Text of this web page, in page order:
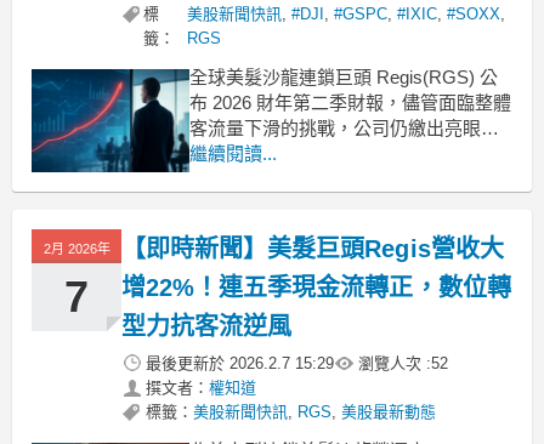
標
籤：
美股新聞快訊, #DJI , #GSPC, #IXIC, #SOXX,
RGS
全球美髮沙龍連鎖巨頭 Regis(RGS) 公
布 2026 財年第二季財報，儘管面臨整體
客流量下滑的挑戰，公司仍繳出亮眼成
績單。受惠於直營店業務增長及嚴格的
現金流。管理層強調，未來將持續聚焦
於數位轉型與 AI 技術應用，以提升營運
精
繼續閱讀...
2月 2026年
7
【即時新聞】美髮巨頭Regis營收大
增22%！連五季現金流轉正，數位轉
型力抗客流逆風
最後更新於 2026.2.7 15:29 瀏覽人次 :52
撰文者： 權知道
標籤： 美股新聞快訊, RGS, 美股最新動態